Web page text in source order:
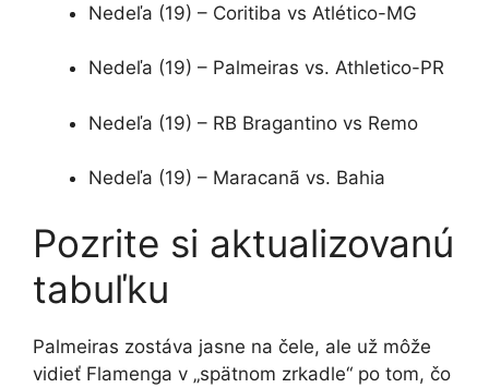
Nedeľa (19) – Coritiba vs Atlético-MG
Nedeľa (19) – Palmeiras vs. Athletico-PR
Nedeľa (19) – RB Bragantino vs Remo
Nedeľa (19) – Maracanã vs. Bahia
Pozrite si aktualizovanú
tabuľku
Palmeiras zostáva jasne na čele, ale už môže
vidieť Flamenga v „spätnom zrkadle“ po tom, čo